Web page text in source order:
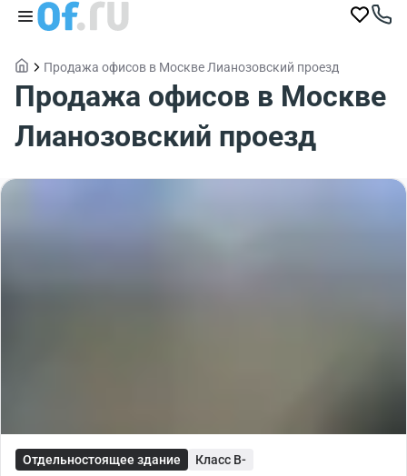
Продажа офисов в Москве Лианозовский проезд
Продажа офисов в Москве
Лианозовский проезд
Отдельностоящее здание Класс B-